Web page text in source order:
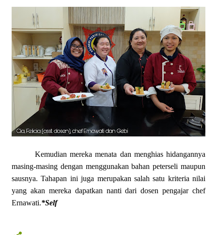
Kemudian mereka menata dan menghias hidangannya
masing-masing dengan menggunakan bahan peterseli maupun
sausnya. Tahapan ini juga merupakan salah satu kriteria nilai
yang akan mereka dapatkan nanti dari dosen pengajar chef
Ernawati.*Self